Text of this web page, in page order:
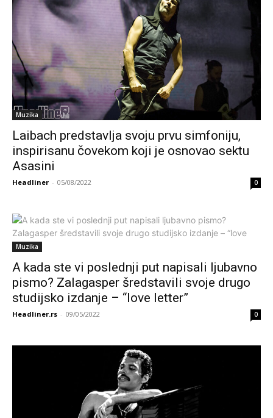
Muzika
Laibach predstavlja svoju prvu simfoniju,
inspirisanu čovekom koji je osnovao sektu
Asasini
Headliner - 05/08/2022 0
Muzika
A kada ste vi poslednji put napisali ljubavno
pismo? Zalagasper šredstavili svoje drugo
studijsko izdanje – “love letter”
Headliner.rs - 09/05/2022 0